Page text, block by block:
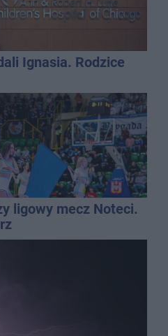
Ignasia. Rodzice
ligowy mecz Noteci.